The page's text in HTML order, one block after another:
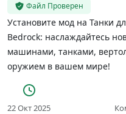
Файл Проверен
Установите мод на Танки
Bedrock: наслаждайтесь
машинами, танками,
оружием в вашем мире!
22 Окт 2025